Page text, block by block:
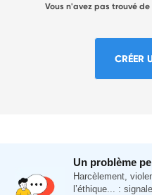
Vous n'avez pas trouvé
CRÉER
Un problème
Harcèlement,
l’éthique... :